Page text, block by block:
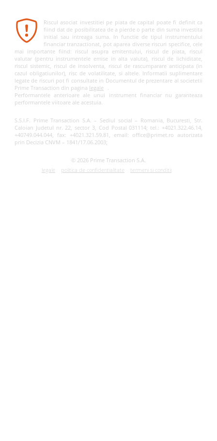
Riscul asociat investitiei pe piata de capital poate fi definit ca
fiind dat de posibilitatea de a pierde o parte din suma investita
initial sau intreaga suma. In functie de tipul instrumentului
financiar tranzactionat, pot aparea diverse riscuri specifice, cele
mai importante fiind: riscul asupra emitentului, riscul de piata, riscul
valutar (pentru instrumentele emise in alta valuta), riscul de lichiditate,
riscul sistemic, riscul de insolventa, riscul de rascumparare anticipata (in
cazul obligatiunilor), risc de volatilitate, si altele. Informatii suplimentare
legate de riscuri pot fi consultate in Documentul de prezentare al societetii
Prime Transaction din pagina legale
Performantele anterioare ale unui instrument financiar nu garanteaza
performantele viitoare ale acestuia.
S.S.I.F. Prime Transaction S.A. – Sediul social – Romania, Bucuresti, Str.
Caloian Judetul nr. 22, sector 3, Cod Postal 031114; tel.: +4021.322.46.14,
+40749.044.044, fax: +4021.321.59.81, email: office@primet.ro autorizata
prin Decizia CNVM – 1841/17.06.2003;
© 2026 Prime Transaction S.A.
legale
politica de confidentialitate termeni si conditii